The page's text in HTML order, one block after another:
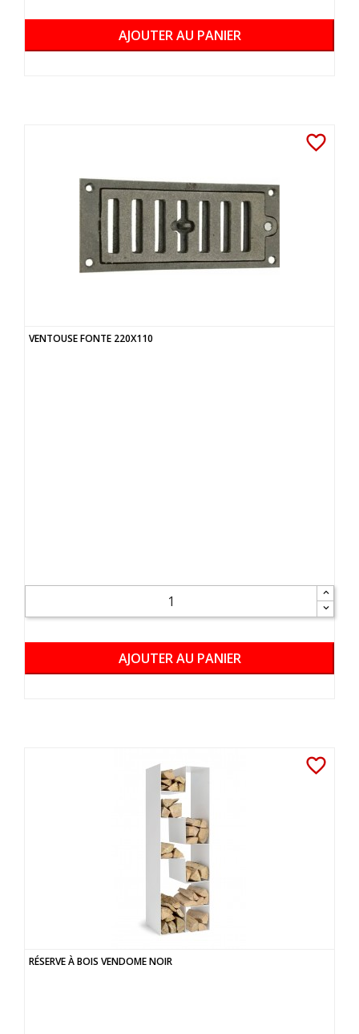
AJOUTER AU PANIER
VENTOUSE FONTE 220X110
favorite_border
AJOUTER AU PANIER
RÉSERVE À BOIS VENDOME NOIR
favorite_border